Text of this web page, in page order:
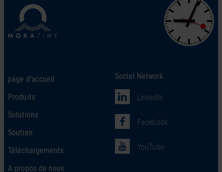
page d’accueil
Produits
Solutions
Soutien
Téléchargements
A propos de nous
Social Network
LinkedIn
Facebook
YouTube